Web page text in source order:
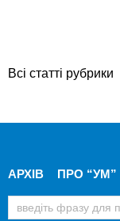
Всі статті рубрики
АРХІВ ПРО “УМ”